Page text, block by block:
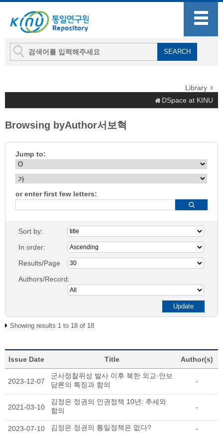
Library
DSpace at KINU
Browsing byAuthor서보혁
Jump to:
or enter first few letters:
Sort by:
In order:
Results/Page
Authors/Record:
Showing results 1 to 18 of 18
Issue Date Title Author(s)
2023-12-07
군사정찰위성 발사 이후 북한 외교·안보
담론의 특징과 함의
-
2021-03-10
김정은 정권의 인권정책 10년: 추세와
함의
-
2023-07-10 김정은 정권의 통일정책은 없다? -